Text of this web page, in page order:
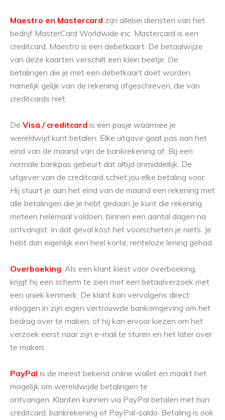
Maestro en Mastercard zijn allebei diensten van het
bedrijf MasterCard Worldwide inc. Mastercard is een
creditcard, Maestro is een debetkaart. De betaalwijze
van deze kaarten verschilt een klein beetje. De
betalingen die je met een debetkaart doet worden
namelijk gelijk van de rekening afgeschreven, die van
creditcards niet.
De Visa / creditcard is een pasje waarmee je
wereldwijd kunt betalen. Elke uitgave gaat pas aan het
eind van de maand van de bankrekening af. Bij een
normale bankpas gebeurt dat altijd onmiddellijk. De
uitgever van de creditcard schiet jou elke betaling voor.
Hij stuurt je aan het eind van de maand een rekening met
alle betalingen die je hebt gedaan.Je kunt die rekening
meteen helemaal voldoen, binnen een aantal dagen na
ontvangst. In dat geval kost het voorschieten je niets. Je
hebt dan eigenlijk een heel korte, renteloze lening gehad.
Overboeking, Als een klant kiest voor overboeking,
krijgt hij een scherm te zien met een betaalverzoek met
een uniek kenmerk. De klant kan vervolgens direct
inloggen in zijn eigen vertrouwde bankomgeving om het
bedrag over te maken, of hij kan ervoor kiezen om het
verzoek eerst naar zijn e-mail te sturen en het later over
te maken.
PayPal is de meest bekend online wallet en maakt het
mogelijk om wereldwijde betalingen te
ontvangen. Klanten kunnen via PayPal betalen met hun
creditcard, bankrekening of PayPal-saldo. Betaling is ook